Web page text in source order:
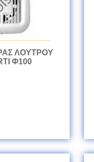
ΛΟΥΤΡΟΥ
Φ100